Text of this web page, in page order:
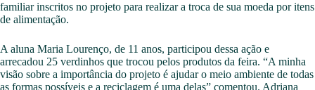
familiar inscritos no projeto para realizar a troca de sua moeda por itens
de alimentação.
A aluna Maria Lourenço, de 11 anos, participou dessa ação e
arrecadou 25 verdinhos que trocou pelos produtos da feira. “A minha
visão sobre a importância do projeto é ajudar o meio ambiente de todas
as formas possíveis e a reciclagem é uma delas” comentou. Adriana